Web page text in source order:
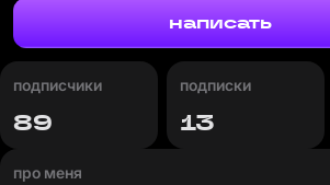
написать
подписчики
89
подписки
13
про меня